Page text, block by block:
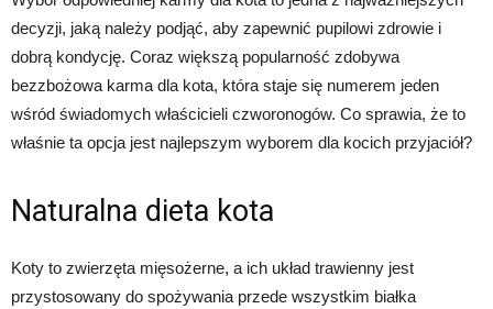
decyzji, jaką należy podjąć, aby zapewnić pupilowi zdrowie i
dobrą kondycję. Coraz większą popularność zdobywa
bezzbożowa karma dla kota, która staje się numerem jeden
wśród świadomych właścicieli czworonogów. Co sprawia, że to
właśnie ta opcja jest najlepszym wyborem dla kocich przyjaciół?
Naturalna dieta kota
Koty to zwierzęta mięsożerne, a ich układ trawienny jest
przystosowany do spożywania przede wszystkim białka